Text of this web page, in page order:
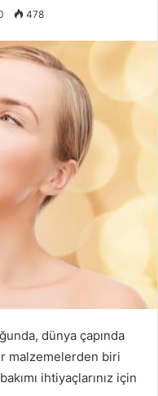
478
dünya çapında
malzemelerden biri
ihtiyaçlarınız için